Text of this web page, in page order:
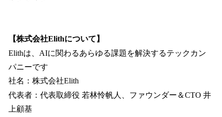
【株式会社Elithについて】
Elithは、AIに関わるあらゆる課題を解決するテックカン
パニーです
社名：株式会社Elith
代表者：代表取締役 若林怜帆人、ファウンダー＆CTO 井
上顧基